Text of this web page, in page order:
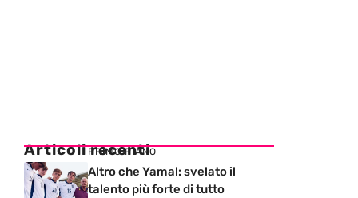
Articoli recenti
PRIMO PIANO
Altro che Yamal: svelato il
talento più forte di tutto